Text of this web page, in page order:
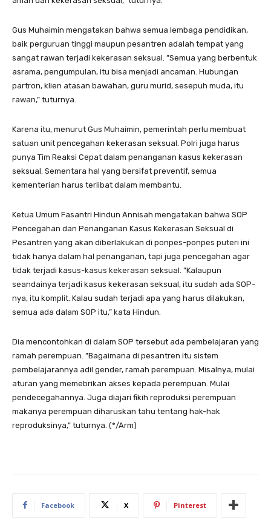
Gus Muhaimin mengatakan bahwa semua lembaga pendidikan,
baik perguruan tinggi maupun pesantren adalah tempat yang
sangat rawan terjadi kekerasan seksual. ”Semua yang berbentuk
asrama, pengumpulan, itu bisa menjadi ancaman. Hubungan
partron, klien atasan bawahan, guru murid, sesepuh muda, itu
rawan,” tuturnya.
Karena itu, menurut Gus Muhaimin, pemerintah perlu membuat
satuan unit pencegahan kekerasan seksual. Polri juga harus
punya Tim Reaksi Cepat dalam penanganan kasus kekerasan
seksual. Sementara hal yang bersifat preventif, semua
kementerian harus terlibat dalam membantu.
Ketua Umum Fasantri Hindun Annisah mengatakan bahwa SOP
Pencegahan dan Penanganan Kasus Kekerasan Seksual di
Pesantren yang akan diberlakukan di ponpes-ponpes puteri ini
tidak hanya dalam hal penanganan, tapi juga pencegahan agar
tidak terjadi kasus-kasus kekerasan seksual. ”Kalaupun
seandainya terjadi kasus kekerasan seksual, itu sudah ada SOP-
nya, itu komplit. Kalau sudah terjadi apa yang harus dilakukan,
semua ada dalam SOP itu,” kata Hindun.
Dia mencontohkan di dalam SOP tersebut ada pembelajaran yang
ramah perempuan. ”Bagaimana di pesantren itu sistem
pembelajarannya adil gender, ramah perempuan. Misalnya, mulai
aturan yang memebrikan akses kepada perempuan. Mulai
pendecegahannya. Juga diajari fikih reproduksi perempuan
makanya perempuan diharuskan tahu tentang hak-hak
reproduksinya,” tuturnya. (*/Arm)
Facebook X Pinterest